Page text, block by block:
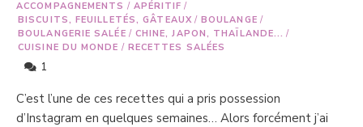
ACCOMPAGNEMENTS / APÉRITIF /
BISCUITS, FEUILLETÉS, GÂTEAUX / BOULANGE /
BOULANGERIE SALÉE / CHINE, JAPON, THAÏLANDE... /
CUISINE DU MONDE / RECETTES SALÉES
1
C’est l’une de ces recettes qui a pris possession
d’Instagram en quelques semaines… Alors forcément j’ai